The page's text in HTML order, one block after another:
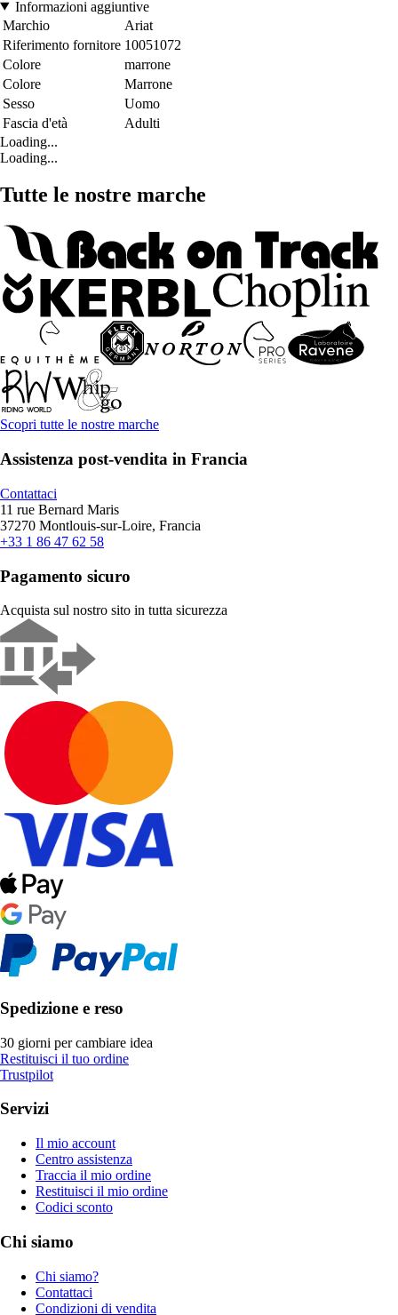
Informazioni aggiuntive
Marchio
Ariat
Riferimento fornitore 10051072
Colore
marrone
Colore
Marrone
Sesso
Uomo
Fascia d'età
Adulti
Loading...
Loading...
Tutte le nostre marche
Scopri tutte le nostre marche
Assistenza post-vendita in Francia
Contattaci
11 rue Bernard Maris
37270 Montlouis-sur-Loire, Francia
+33 1 86 47 62 58
Pagamento sicuro
Acquista sul nostro sito in tutta sicurezza
Spedizione e reso
30 giorni per cambiare idea
Restituisci il tuo ordine
Trustpilot
Servizi
Il mio account
Centro assistenza
Traccia il mio ordine
Restituisci il mio ordine
Codici sconto
Chi siamo
Chi siamo?
Contattaci
Condizioni di vendita